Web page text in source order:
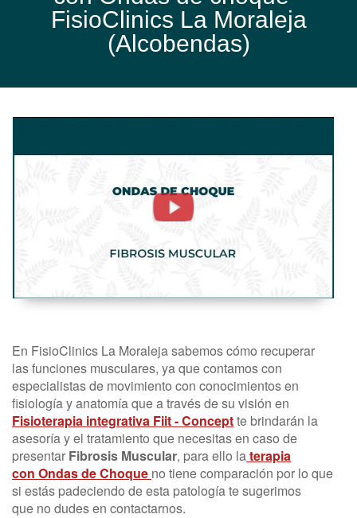
FisioClinics La Moraleja
(Alcobendas)
Fibrosis
Muscular.
Madrid
En FisioClinics La Moraleja sabemos cómo recuperar
las funciones musculares, ya que contamos con
especialistas de movimiento con conocimientos en
fisiología y anatomía que a través de su visión en
Fisioterapia integrativa Fiit - Conceptte brindarán la
asesoría y el tratamiento que necesitas en caso de
presentar Fibrosis Muscular, para ello laterapia
con Ondas de Choque no tiene comparación por lo que
si estás padeciendo de esta patología te sugerimos
que no dudes en contactarnos.